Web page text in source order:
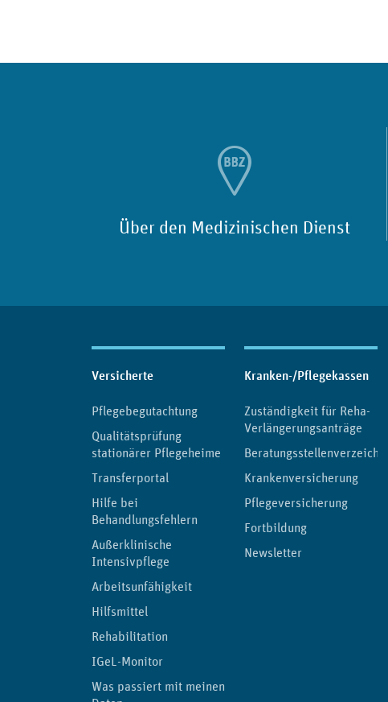
Über den Medizinischen Dienst
Inhaltsübersicht
Versicherte
Pflegebegutachtung
Qualitätsprüfung
stationärer Pflegeheime
Transferportal
Hilfe bei
Behandlungsfehlern
Außerklinische
Intensivpflege
Arbeitsunfähigkeit
Hilfsmittel
Rehabilitation
IGeL-Monitor
Was passiert mit meinen
Kranken-/Pflegekassen
Zuständigkeit für Reha-
Verlängerungsanträge
Beratungsstellenverzeichnis
Krankenversicherung
Pflegeversicherung
Fortbildung
Newsletter